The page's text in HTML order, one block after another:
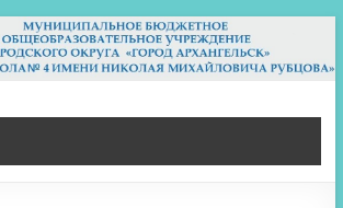
4